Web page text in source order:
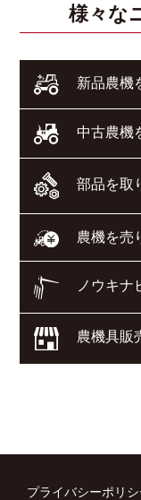
様々な
新品農機
中古農機
部品を取
農機を売
ノウキナ
農機具販
プライバシーポリシ